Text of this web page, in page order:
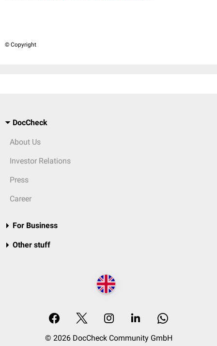
© Copyright
DocCheck
About Us
Investor Relations
Press
Career
For Business
Other stuff
© 2026 DocCheck Community GmbH